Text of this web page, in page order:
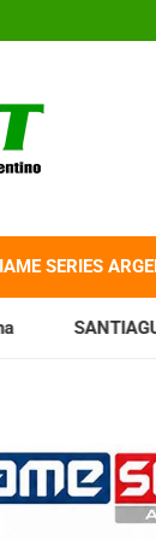
IAME SERIES
Se cumplió